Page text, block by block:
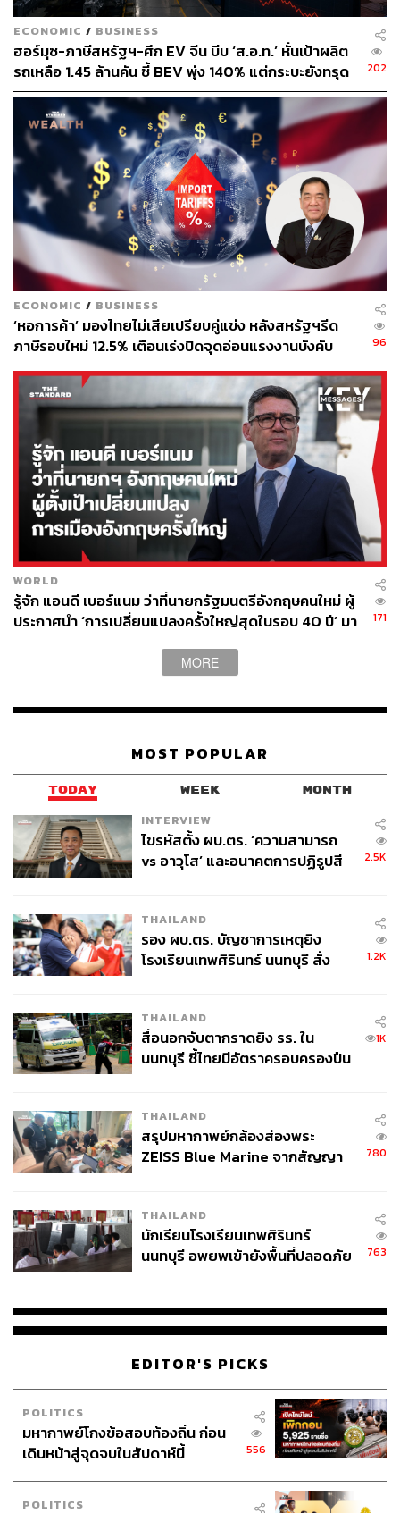
ECONOMIC / BUSINESS
ฮอร์มุซ-ภาษีสหรัฐฯ-ศึก EV จีน บีบ ‘ส.อ.ท.’ หั่นเป้าผลิต
รถเหลือ 1.45 ล้านคัน ชี้ BEV พุ่ง 140% แต่กระบะยังทรุด
202
ECONOMIC / BUSINESS
‘หอการค้า’ มองไทยไม่เสียเปรียบคู่แข่ง หลังสหรัฐฯรีด
ภาษีรอบใหม่ 12.5% เตือนเร่งปิดจุดอ่อนแรงงานบังคับ
96
WORLD
รู้จัก แอนดี เบอร์แนม ว่าที่นายกรัฐมนตรีอังกฤษคนใหม่ ผู้
ประกาศนำ ‘การเปลี่ยนแปลงครั้งใหญ่สุดในรอบ 40 ปี’ มา
171
MORE
MOST POPULAR
TODAY WEEK MONTH
INTERVIEW
ไขรหัสตั้ง ผบ.ตร. ‘ความสามารถ
vs อาวุโส’ และอนาคตการปฏิรูปสี
2.5K
THAILAND
รอง ผบ.ตร. บัญชาการเหตุยิง
โรงเรียนเทพศิรินทร์ นนทบุรี สั่ง
1.2K
THAILAND
สื่อนอกจับตากราดยิง รร. ใน
นนทบุรี ชี้ไทยมีอัตราครอบครองปืน
1K
THAILAND
สรุปมหากาพย์กล้องส่องพระ
ZEISS Blue Marine จากสัญญา
จ่ายหนี้-แอบระบุแบรนด์
780
THAILAND
นักเรียนโรงเรียนเทพศิรินทร์
นนทบุรี อพยพเข้ายังพื้นที่ปลอดภัย
763
EDITOR'S PICKS
POLITICS
มหากาพย์โกงข้อสอบท้องถิ่น ก่อน
เดินหน้าสู่จุดจบในสัปดาห์นี้
556
POLITICS